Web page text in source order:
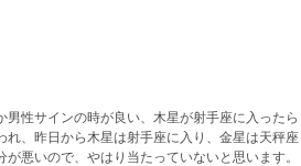
男性サインの時が良い、木星が射手座に入ったら
れ、昨日から木星は射手座に入り、金星は天秤座
悪いので、やはり当たっていないと思います。